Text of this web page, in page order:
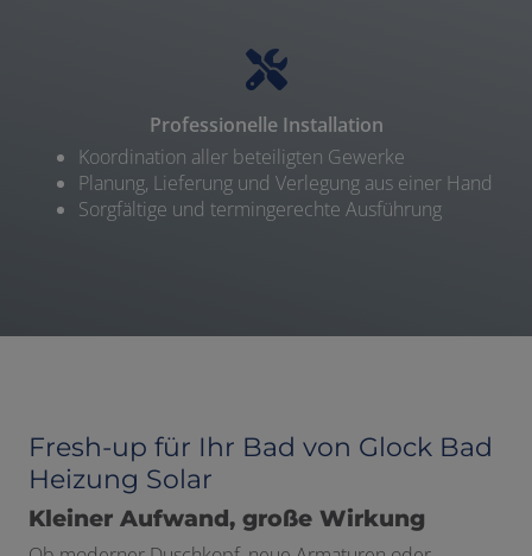
Professionelle Installation
Koordination aller beteiligten Gewerke
Planung, Lieferung und Verlegung aus einer Hand
Sorgfältige und termingerechte Ausführung
Fresh-up für Ihr Bad von Glock Bad
Heizung Solar
Kleiner Aufwand, große Wirkung